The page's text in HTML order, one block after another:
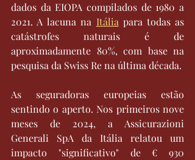
dados da EIOPA compilados de 1980 a
2021. A lacuna na Itália para todas as
catástrofes naturais é de
aproximadamente 80%, com base na
pesquisa da Swiss Re na última década.
As seguradoras europeias estão
sentindo o aperto. Nos primeiros nove
meses de 2024, a Assicurazioni
Generali SpA da Itália relatou um
impacto "significativo" de € 930